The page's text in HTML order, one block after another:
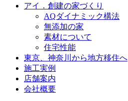
アイ．創建の家づくり
AQダイナミック構法
無添加の家
素材について
住宅性能
東京、神奈川から地方移住へ
施工実例
店舗案内
会社概要